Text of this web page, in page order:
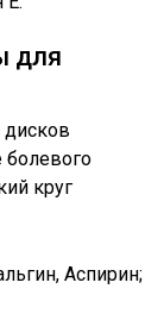
для
болевого
круг
Аспирин;